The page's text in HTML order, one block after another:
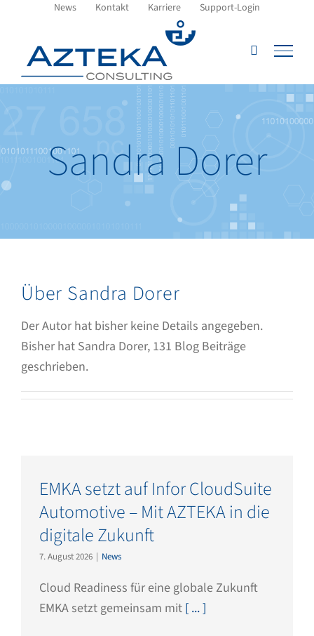
springen
News Kontakt Karriere Support-Login
Sandra Dorer
Über Sandra Dorer
Der Autor hat bisher keine Details angegeben.
Bisher hat Sandra Dorer, 131 Blog Beiträge
geschrieben.
EMKA setzt auf Infor CloudSuite
Automotive – Mit AZTEKA in die
digitale Zukunft
7. August 2026 | News
Cloud Readiness für eine globale Zukunft
EMKA setzt gemeinsam mit [ ... ]